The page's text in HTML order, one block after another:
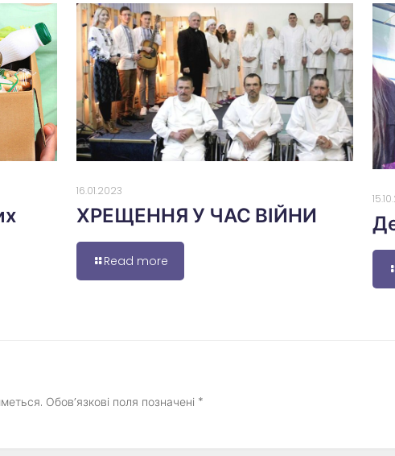
16.01.2023
ХРЕЩЕННЯ У ЧАС ВІЙНИ
Read more
Обов’язкові поля позначені *